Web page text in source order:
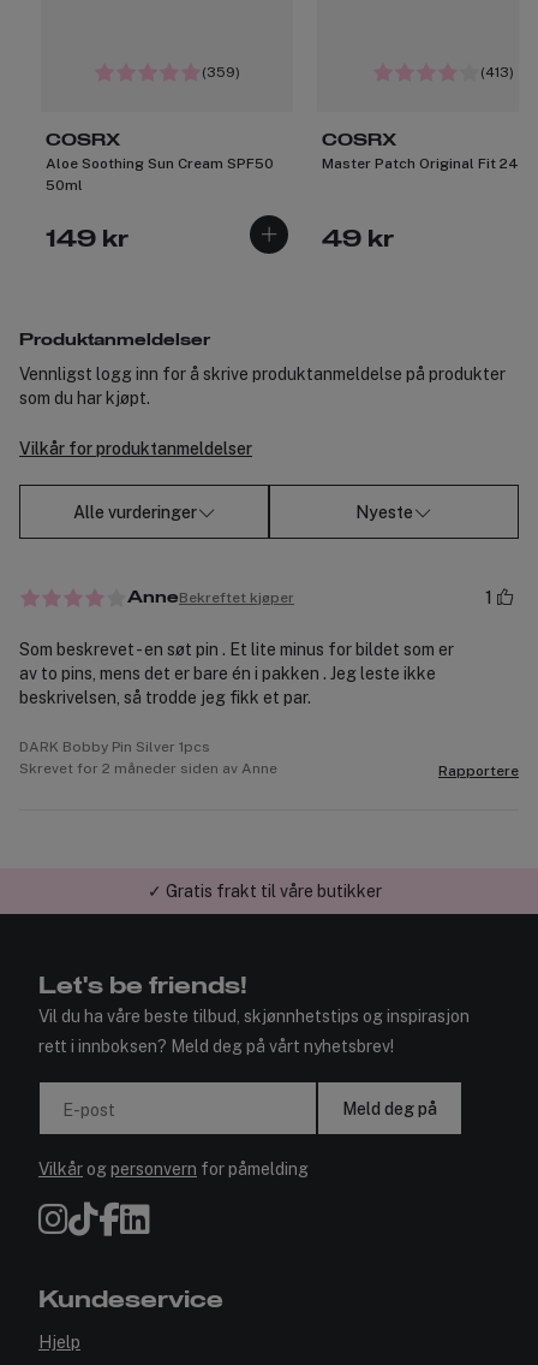
(359)
COSRX
Aloe Soothing Sun Cream SPF50
50ml
149 kr
(413)
COSRX
Master Patch Original Fit
49 kr
Produktanmeldelser
Vennligst logg inn for å skrive produktanmeldelse på produkter
som du har kjøpt.
Vilkår for produktanmeldelser
Alle vurderinger Nyeste
AnneBekreftet kjøper 1
Som beskrevet - en søt pin . Et lite minus for bildet som er
av to pins, mens det er bare én i pakken . Jeg leste ikke
beskrivelsen, så trodde jeg fikk et par.
DARK Bobby Pin Silver 1pcs
Skrevet for 2 måneder siden av Anne
Rapportere
✓ Gratis frakt til våre butikker
Let's be friends!
Vil du ha våre beste tilbud, skjønnhetstips og inspirasjon
rett i innboksen? Meld deg på vårt nyhetsbrev!
E-post Meld deg på
Vilkår ogpersonvern for påmelding
Kundeservice
Hjelp